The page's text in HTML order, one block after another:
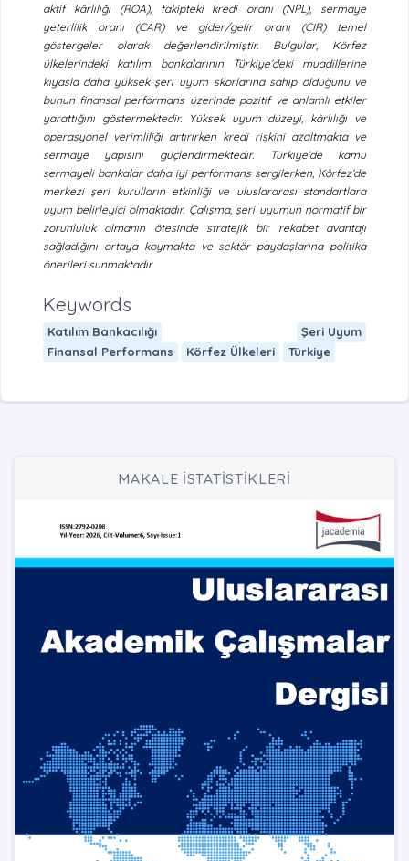
aktif kârlılığı (ROA), takipteki kredi oranı (NPL), sermaye
yeterlilik oranı (CAR) ve gider/gelir oranı (CIR) temel
göstergeler olarak değerlendirilmiştir. Bulgular, Körfez
ülkelerindeki katılım bankalarının Türkiye’deki muadillerine
kıyasla daha yüksek şeri uyum skorlarına sahip olduğunu ve
bunun finansal performans üzerinde pozitif ve anlamlı etkiler
yarattığını göstermektedir. Yüksek uyum düzeyi, kârlılığı ve
operasyonel verimliliği artırırken kredi riskini azaltmakta ve
sermaye yapısını güçlendirmektedir. Türkiye’de kamu
sermayeli bankalar daha iyi performans sergilerken, Körfez’de
merkezi şeri kurulların etkinliği ve uluslararası standartlara
uyum belirleyici olmaktadır. Çalışma, şeri uyumun normatif bir
zorunluluk olmanın ötesinde stratejik bir rekabet avantajı
sağladığını ortaya koymakta ve sektör paydaşlarına politika
önerileri sunmaktadır.
Keywords
Katılım Bankacılığı
Şeri Uyum
Finansal Performans
Körfez Ülkeleri Türkiye
MAKALE İSTATİSTİKLERİ